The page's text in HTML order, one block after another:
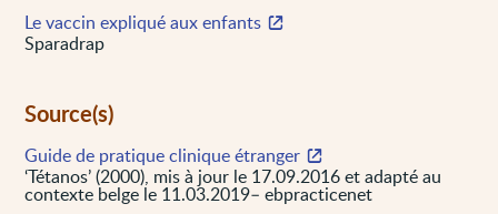
Le vaccin expliqué aux enfants
Sparadrap
Source(s)
Guide de pratique clinique étranger
‘Tétanos’ (2000), mis à jour le 17.09.2016 et adapté au
contexte belge le 11.03.2019– ebpracticenet